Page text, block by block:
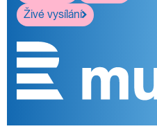
Živé vysílání